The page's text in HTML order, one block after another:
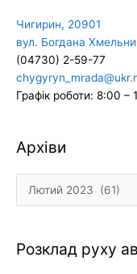
Чигирин, 20901
вул. Богдана
(04730) 2-59-77
Графік роботи: 8:00 –
Архіви
Архіви
Розклад руху